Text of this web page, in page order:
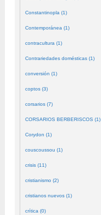
Constantinopla (1)
Contemporánea (1)
contracultura (1)
Contrariedades domésticas (1)
conversión (1)
coptos (3)
corsarios (7)
CORSARIOS BERBERISCOS (1)
Corydon (1)
couscoussou (1)
crisis (11)
cristianismo (2)
cristianos nuevos (1)
crítica (0)